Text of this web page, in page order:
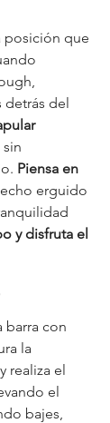
posición que
detrás del
sin
Piensa en
erguido
y disfruta el
barra con
la
realiza el
el
bajes,